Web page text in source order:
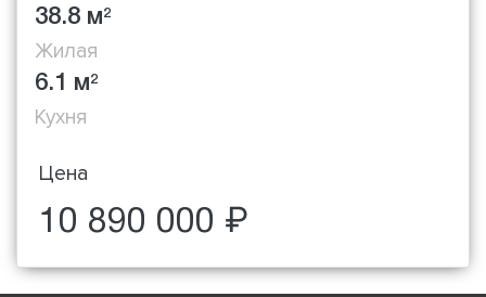
38.8 м2
Жилая
6.1 м2
Кухня
Цена
10 890 000 ₽